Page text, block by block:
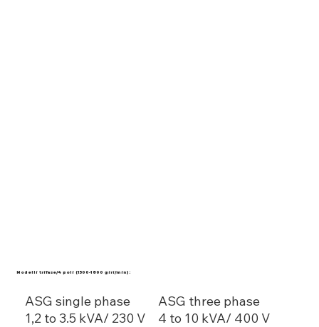
Modelli trifase/4 poli (1500-1800 giri/min):
ASG single phase
1,2 to 3.5 kVA/ 230 V
ASG three phase
4 to 10 kVA/ 400 V